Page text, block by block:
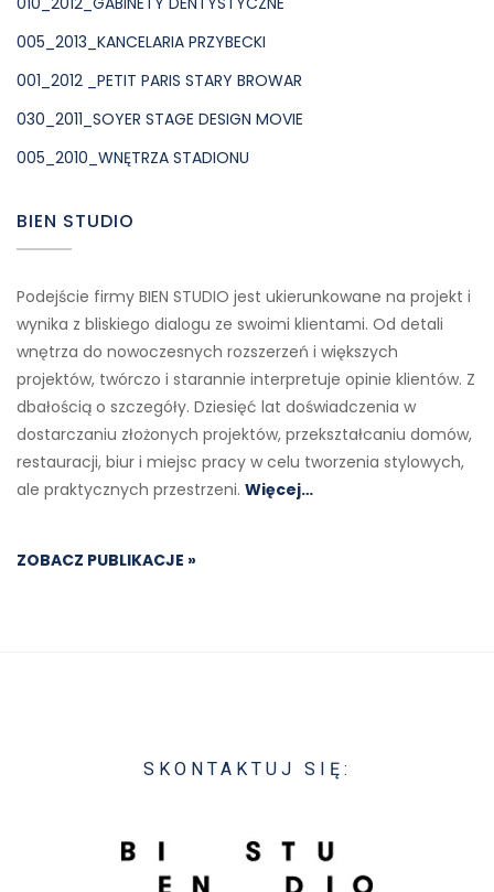
005_2013_KANCELARIA PRZYBECKI
001_2012 _PETIT PARIS STARY BROWAR
030_2011_SOYER STAGE DESIGN MOVIE
005_2010_WNĘTRZA STADIONU
BIEN STUDIO
Podejście firmy BIEN STUDIO jest ukierunkowane na projekt i
wynika z bliskiego dialogu ze swoimi klientami. Od detali
wnętrza do nowoczesnych rozszerzeń i większych
projektów, twórczo i starannie interpretuje opinie klientów. Z
dbałością o szczegóły. Dziesięć lat doświadczenia w
dostarczaniu złożonych projektów, przekształcaniu domów,
restauracji, biur i miejsc pracy w celu tworzenia stylowych,
ale praktycznych przestrzeni. Więcej…
ZOBACZ PUBLIKACJE »
SKONTAKTUJ SIĘ: